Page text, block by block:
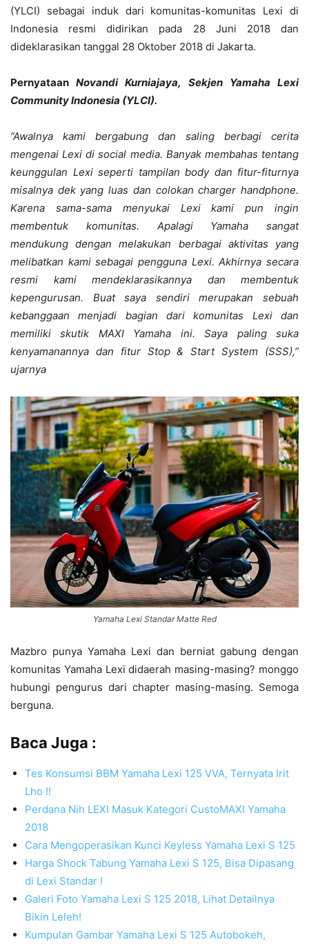
(YLCI) sebagai induk dari komunitas-komunitas Lexi di
Indonesia resmi didirikan pada 28 Juni 2018 dan
dideklarasikan tanggal 28 Oktober 2018 di Jakarta.
PernyataanNovandi Kurniajaya, Sekjen Yamaha Lexi
Community Indonesia (YLCI).
”Awalnya kami bergabung dan saling berbagi cerita
mengenai Lexi di social media. Banyak membahas tentang
keunggulan Lexi seperti tampilan body dan fitur-fiturnya
misalnya dek yang luas dan colokan charger handphone.
Karena sama-sama menyukai Lexi kami pun ingin
membentuk komunitas. Apalagi Yamaha sangat
mendukung dengan melakukan berbagai aktivitas yang
melibatkan kami sebagai pengguna Lexi. Akhirnya secara
resmi kami mendeklarasikannya dan membentuk
kepengurusan. Buat saya sendiri merupakan sebuah
kebanggaan menjadi bagian dari komunitas Lexi dan
memiliki skutik MAXI Yamaha ini. Saya paling suka
kenyamanannya dan fitur Stop & Start System (SSS),”
ujarnya
Yamaha Lexi Standar Matte Red
Mazbro punya Yamaha Lexi dan berniat gabung dengan
komunitas Yamaha Lexi didaerah masing-masing? monggo
hubungi pengurus dari chapter masing-masing. Semoga
berguna.
Baca Juga :
Tes Konsumsi BBM Yamaha Lexi 125 VVA, Ternyata Irit
Lho !!
Perdana Nih LEXI Masuk Kategori CustoMAXI Yamaha
2018
Cara Mengoperasikan Kunci Keyless Yamaha Lexi S 125
Harga Shock Tabung Yamaha Lexi S 125, Bisa Dipasang
di Lexi Standar !
Galeri Foto Yamaha Lexi S 125 2018, Lihat Detailnya
Bikin Leleh!
Kumpulan Gambar Yamaha Lexi S 125 Autobokeh,